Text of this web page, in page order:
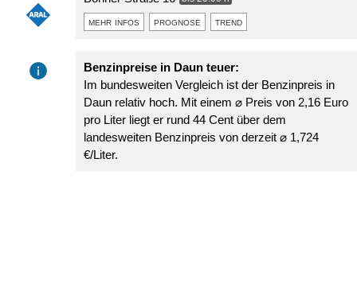
mehr infos prognose trend
Benzinpreise in Daun teuer:
Im bundesweiten Vergleich ist der Benzinpreis in
Daun relativ hoch. Mit einem ⌀ Preis von 2,16 Euro
pro Liter liegt er rund 44 Cent über dem
landesweiten Benzinpreis von derzeit ⌀ 1,724
€/Liter.